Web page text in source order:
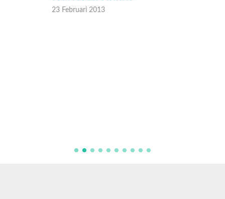
23 Februari 2013